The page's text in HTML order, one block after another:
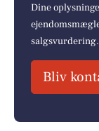
Dine
salgsvurdering.
Bliv